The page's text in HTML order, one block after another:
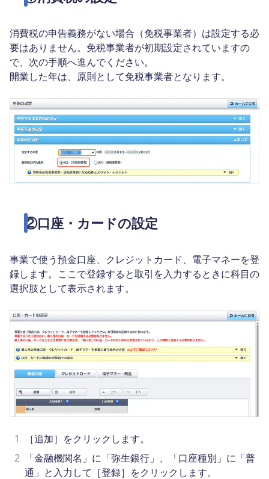
消費税の申告義務がない場合（免税事業者）は設定する必
要はありません。免税事業者が初期設定されていますの
で、次の手順へ進んでください。
開業した年は、原則として免税事業者となります。
②口座・カードの設定
事業で使う預金口座、クレジットカード、電子マネーを登
録します。ここで登録すると取引を入力するときに科目の
選択肢として表示されます。
1
［追加］をクリックします。
2
「金融機関名」に「弥生銀行」、「口座種別」に「普
通」と入力して［登録］をクリックします。